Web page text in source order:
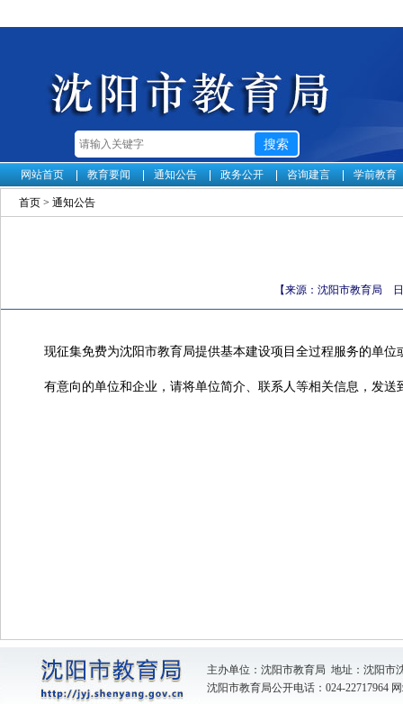
网站首页 教育要闻 通知公告 政务公开 咨询建言 学前教育
首页 > 通知公告
【来源：沈阳市教育局
现征集免费为沈阳市教育局提供基本建设项目全过程服务的单位
有意向的单位和企业，请将单位简介、联系人等相关信息，发送
主办单位：沈阳市教育局 地址：沈阳
沈阳市教育局公开电话：024-22717964